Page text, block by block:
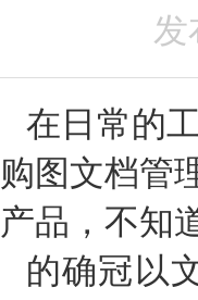
发
在日常的
购图文档管
产品，不知
的确冠以